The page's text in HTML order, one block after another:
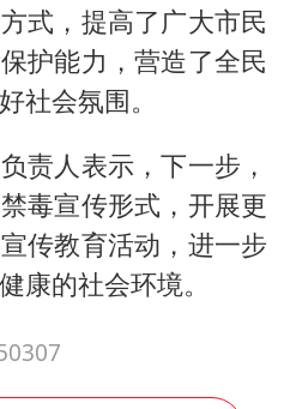
式，提高了广大市民
护能力，营造了全民
社会氛围。
责人表示，下一步，
毒宣传形式，开展更
传教育活动，进一步
康的社会环境。